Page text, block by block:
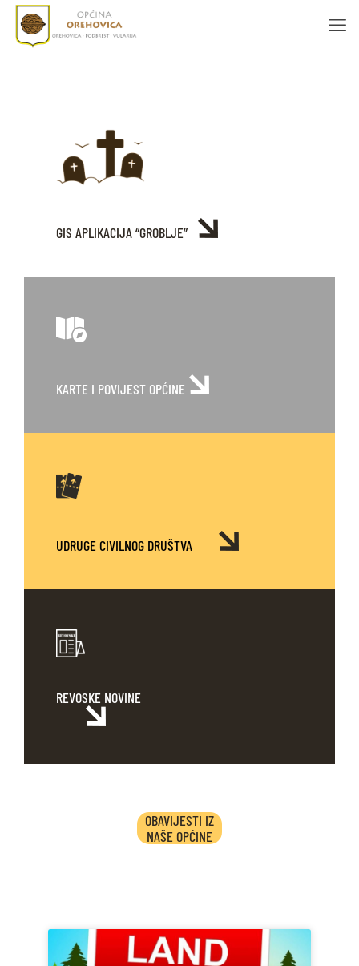
GIS APLIKACIJA “GROBLJE”
KARTE I POVIJEST OPĆINE
UDRUGE CIVILNOG DRUŠTVA
REVOSKE NOVINE
OBAVIJESTI IZ
NAŠE OPĆINE